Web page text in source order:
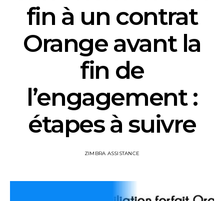
fin à un contrat
Orange avant la
fin de
l’engagement :
étapes à suivre
ZIMBRA ASSISTANCE